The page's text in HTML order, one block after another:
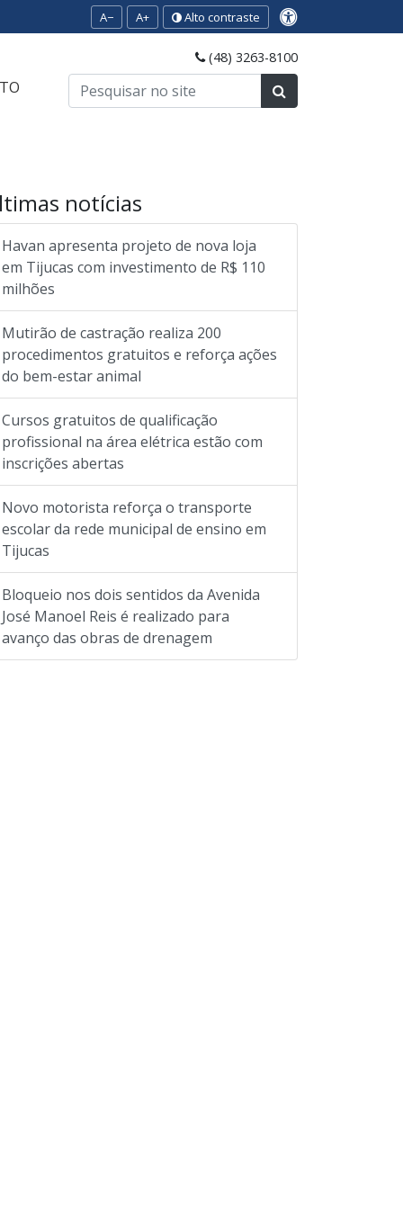
A− A+ Alto contraste
(48) 3263-8100
notícias
Havan apresenta projeto de nova loja
em Tijucas com investimento de R$ 110
milhões
Mutirão de castração realiza 200
procedimentos gratuitos e reforça ações
do bem-estar animal
Cursos gratuitos de qualificação
profissional na área elétrica estão com
inscrições abertas
Novo motorista reforça o transporte
escolar da rede municipal de ensino em
Tijucas
Bloqueio nos dois sentidos da Avenida
José Manoel Reis é realizado para
avanço das obras de drenagem